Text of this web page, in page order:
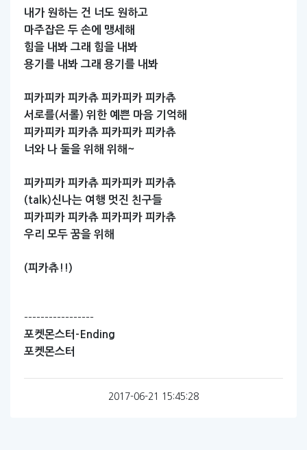
내가 원하는 건 너도 원하고
마주잡은 두 손에
맹세해
힘을 내봐 그래 힘을 내봐
용기를 내봐 그래 용기를 내봐
피카피카 피카츄 피카피카 피카츄
서로를(서롤) 위한 예쁜 마음 기억해
피카피카 피카츄 피카피카 피카츄
너와 나 둘을 위해 위해~
피카피카 피카츄 피카피카 피카츄
(talk)신나는 여행 멋진 친구들
피카피카 피카츄 피카피카 피카츄
우리 모두 꿈을 위해
(피카츄!!)
-----------------
포켓몬스터-Ending
포켓몬스터
2017-06-21 15:45:28